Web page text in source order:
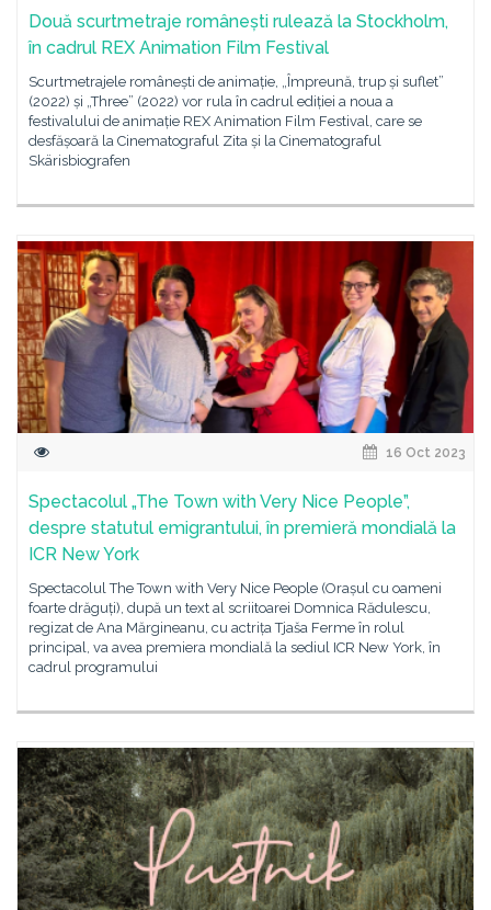
Două scurtmetraje românești rulează la Stockholm,
în cadrul REX Animation Film Festival
Scurtmetrajele românești de animație, „Împreună, trup și suflet”
(2022) și „Three” (2022) vor rula în cadrul ediției a noua a
festivalului de animație REX Animation Film Festival, care se
desfășoară la Cinematograful Zita și la Cinematograful
Skärisbiografen
16 Oct 2023
Spectacolul „The Town with Very Nice People”,
despre statutul emigrantului, în premieră mondială la
ICR New York
Spectacolul The Town with Very Nice People (Orașul cu oameni
foarte drăguți), după un text al scriitoarei Domnica Rădulescu,
regizat de Ana Mărgineanu, cu actrița Tjaša Ferme în rolul
principal, va avea premiera mondială la sediul ICR New York, în
cadrul programului